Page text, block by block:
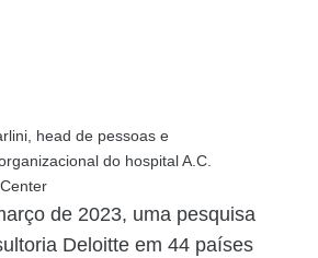
head de pessoas e
do hospital A.C.
de 2023, uma pesquisa
Deloitte em 44 países